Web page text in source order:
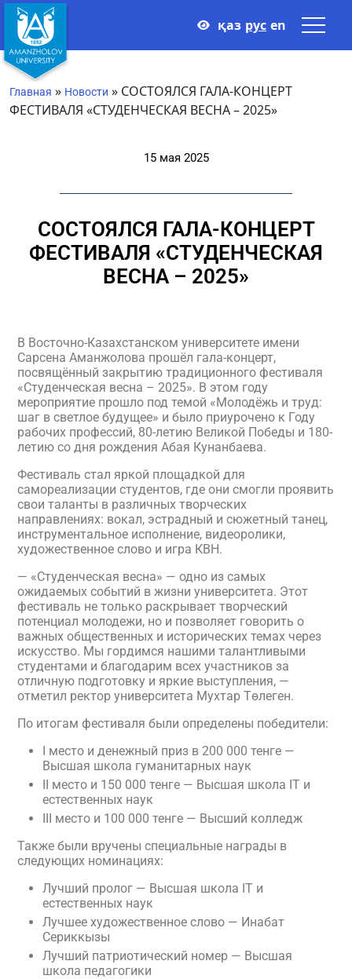
қаз рус en
Главная » Новости » СОСТОЯЛСЯ ГАЛА-КОНЦЕРТ
ФЕСТИВАЛЯ «СТУДЕНЧЕСКАЯ ВЕСНА – 2025»
15 мая 2025
СОСТОЯЛСЯ ГАЛА-КОНЦЕРТ
ФЕСТИВАЛЯ «СТУДЕНЧЕСКАЯ
ВЕСНА – 2025»
В Восточно-Казахстанском университете имени
Сарсена Аманжолова прошёл гала-концерт,
посвящённый закрытию традиционного фестиваля
«Студенческая весна – 2025». В этом году
мероприятие прошло под темой «Молодёжь и труд:
шаг в светлое будущее» и было приурочено к Году
рабочих профессий, 80-летию Великой Победы и 180-
летию со дня рождения Абая Кунанбаева.
Фестиваль стал яркой площадкой для
самореализации студентов, где они смогли проявить
свои таланты в различных творческих
направлениях: вокал, эстрадный и сюжетный танец,
инструментальное исполнение, видеоролики,
художественное слово и игра КВН.
— «Студенческая весна» — одно из самых
ожидаемых событий в жизни университета. Этот
фестиваль не только раскрывает творческий
потенциал молодежи, но и позволяет говорить о
важных общественных и исторических темах через
искусство. Мы гордимся нашими талантливыми
студентами и благодарим всех участников за
отличную подготовку и яркие выступления, —
отметил ректор университета Мухтар Төлеген.
По итогам фестиваля были определены победители:
I место и денежный приз в 200 000 тенге —
Высшая школа гуманитарных наук
II место и 150 000 тенге — Высшая школа IT и
естественных наук
III место и 100 000 тенге — Высший колледж
Также были вручены специальные награды в
следующих номинациях:
Лучший пролог — Высшая школа IT и
естественных наук
Лучшее художественное слово — Инабат
Сериккызы
Лучший патриотический номер — Высшая
школа педагогики